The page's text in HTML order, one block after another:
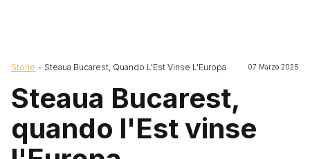
Briciole di pane
Storie Steaua Bucarest, Quando L'Est Vinse L'Europa 07 Marzo 2025
Steaua Bucarest,
quando l'Est vinse